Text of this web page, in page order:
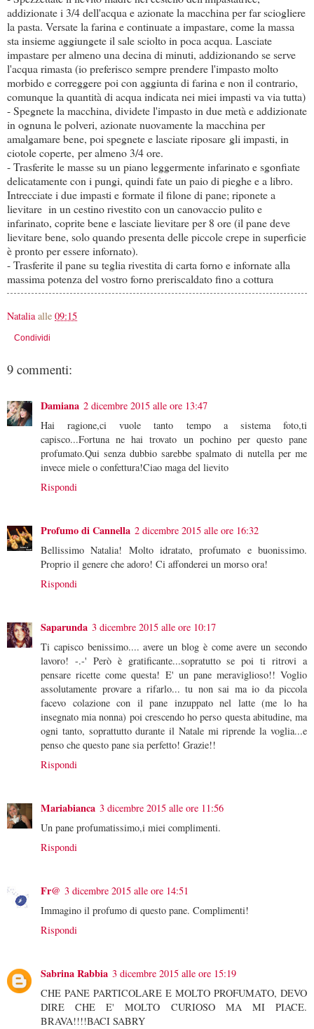
addizionate i 3/4 dell'acqua e azionate la macchina per far sciogliere
la pasta. Versate la farina e continuate a impastare, come la massa
sta insieme aggiungete il sale sciolto in poca acqua. Lasciate
impastare per almeno una decina di minuti, addizionando se serve
l'acqua rimasta (io preferisco sempre prendere l'impasto molto
morbido e correggere poi con aggiunta di farina e non il contrario,
comunque la quantità di acqua indicata nei miei impasti va via tutta)
- Spegnete la macchina, dividete l'impasto in due metà e addizionate
in ognuna le polveri, azionate nuovamente la macchina per
amalgamare bene, poi spegnete e lasciate riposare gli impasti, in
ciotole coperte, per almeno 3/4 ore.
- Trasferite le masse su un piano leggermente infarinato e sgonfiate
delicatamente con i pungi, quindi fate un paio di pieghe e a libro.
Intrecciate i due impasti e formate il filone di pane; riponete a
lievitare in un cestino rivestito con un canovaccio pulito e
infarinato, coprite bene e lasciate lievitare per 8 ore (il pane deve
lievitare bene, solo quando presenta delle piccole crepe in superficie
è pronto per essere infornato).
- Trasferite il pane su teglia rivestita di carta forno e infornate alla
massima potenza del vostro forno preriscaldato fino a cottura
Natalia alle 09:15
Condividi
9 commenti:
Damiana 2 dicembre 2015 alle ore 13:47
Hai ragione,ci vuole tanto tempo a sistema foto,ti
capisco...Fortuna ne hai trovato un pochino per questo pane
profumato.Qui senza dubbio sarebbe spalmato di nutella per me
invece miele o confettura!Ciao maga del lievito
Rispondi
Profumo di Cannella 2 dicembre 2015 alle ore 16:32
Bellissimo Natalia! Molto idratato, profumato e buonissimo.
Proprio il genere che adoro! Ci affonderei un morso ora!
Rispondi
Saparunda 3 dicembre 2015 alle ore 10:17
Ti capisco benissimo.... avere un blog è come avere un secondo
lavoro! -.-' Però è gratificante...sopratutto se poi ti ritrovi a
pensare ricette come questa! E' un pane meraviglioso!! Voglio
assolutamente provare a rifarlo... tu non sai ma io da piccola
facevo colazione con il pane inzuppato nel latte (me lo ha
insegnato mia nonna) poi crescendo ho perso questa abitudine, ma
ogni tanto, soprattutto durante il Natale mi riprende la voglia...e
penso che questo pane sia perfetto! Grazie!!
Rispondi
Mariabianca 3 dicembre 2015 alle ore 11:56
Un pane profumatissimo,i miei complimenti.
Rispondi
Fr@ 3 dicembre 2015 alle ore 14:51
Immagino il profumo di questo pane. Complimenti!
Rispondi
Sabrina Rabbia 3 dicembre 2015 alle ore 15:19
CHE PANE PARTICOLARE E MOLTO PROFUMATO, DEVO
DIRE CHE E' MOLTO CURIOSO MA MI PIACE.
BRAVA!!!!BACI SABRY